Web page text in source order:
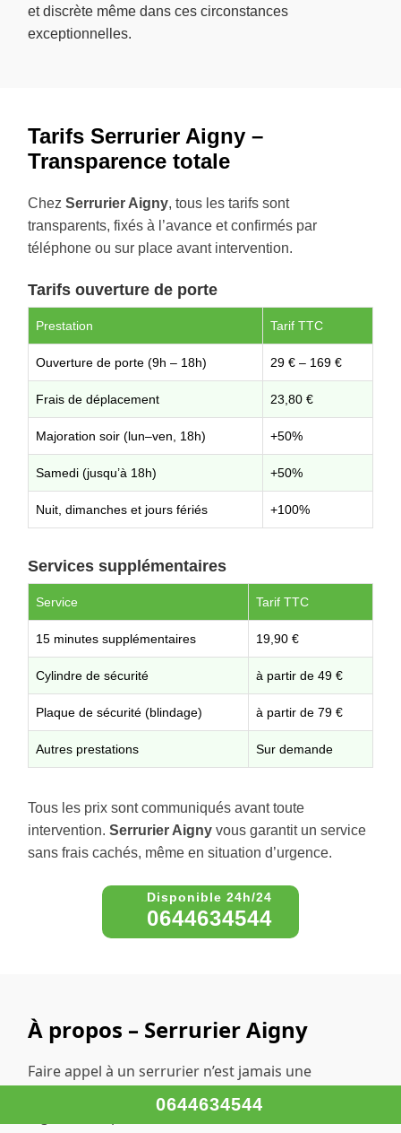
et discrète même dans ces circonstances
exceptionnelles.
Tarifs Serrurier Aigny –
Transparence totale
Chez Serrurier Aigny, tous les tarifs sont
transparents, fixés à l’avance et confirmés par
téléphone ou sur place avant intervention.
Tarifs ouverture de porte
Prestation Tarif TTC
Ouverture de porte (9h – 18h) 29 € – 169 €
Frais de déplacement 23,80 €
Majoration soir (lun–ven, 18h) +50%
Samedi (jusqu’à 18h) +50%
Nuit, dimanches et jours fériés +100%
Services supplémentaires
Service Tarif TTC
15 minutes supplémentaires 19,90 €
Cylindre de sécurité à partir de 49 €
Plaque de sécurité (blindage) à partir de 79 €
Autres prestations Sur demande
Tous les prix sont communiqués avant toute
intervention. Serrurier Aigny vous garantit un service
sans frais cachés, même en situation d’urgence.
0644634544
À propos – Serrurier Aigny
Faire appel à un serrurier n’est jamais une
situation idéale. Mais retrouver l’accès à son
logement rapidement et sans stress est un vrai
0644634544